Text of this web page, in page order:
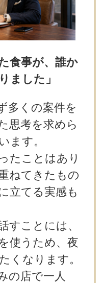
食事が、誰か
ました」
多くの案件を
思考を求めら
ます。
たことはあり
ねてきたもの
立てる実感も
すことには、
使うため、夜
くなります。
の店で一人